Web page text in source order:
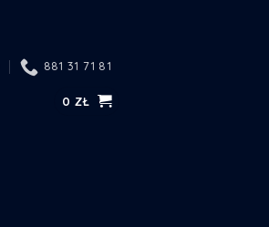
881 31 71 81
0 ZŁ